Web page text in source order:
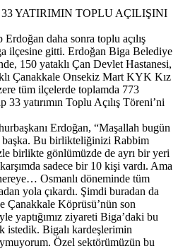
YATIRIMIN TOPLU AÇILIŞINI
daha sonra toplu açılış
ilçesine gitti. Erdoğan Biga Belediye
150 yataklı Çan Devlet Hastanesi,
Çanakkale Onsekiz Mart KYK Kız
tüm ilçelerde toplamda 773
yatırımın Toplu Açılış Töreni’ni
Erdoğan, “Maşallah bugün
Bu birlikteliğinizi Rabbim
birlikte gönlümüzde de ayrı bir yeri
sadece bir 10 kişi vardı. Ama
Osmanlı döneminde tüm
yola çıkardı. Şimdi buradan da
Çanakkale Köprüsü’nün son
yaptığımız ziyareti Biga’daki bu
istedik. Bigalı kardeşlerimin
Özel sektörümüzün bu